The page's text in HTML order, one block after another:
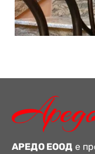
АРЕДО ЕООД е